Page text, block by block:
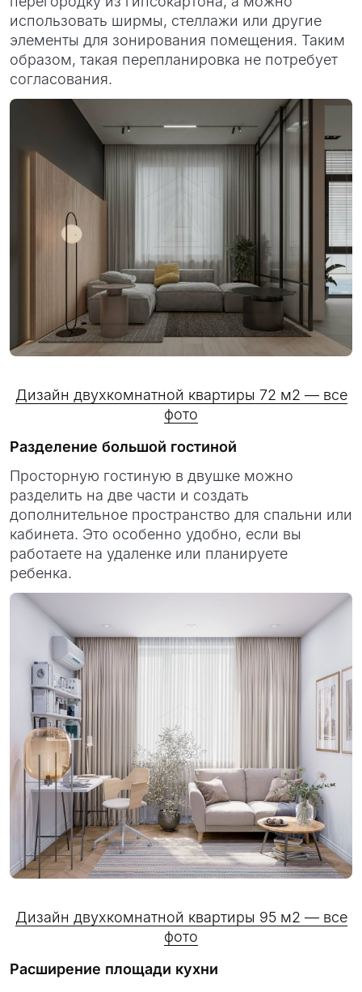
использовать ширмы, стеллажи или другие
элементы для зонирования помещения. Таким
образом, такая перепланировка не потребует
согласования.
Дизайн двухкомнатной квартиры 72 м2 — все
фото
Разделение большой гостиной
Просторную гостиную в двушке можно
разделить на две части и создать
дополнительное пространство для спальни или
кабинета. Это особенно удобно, если вы
работаете на удаленке или планируете
ребенка.
Дизайн двухкомнатной квартиры 95 м2 — все
фото
Расширение площади кухни